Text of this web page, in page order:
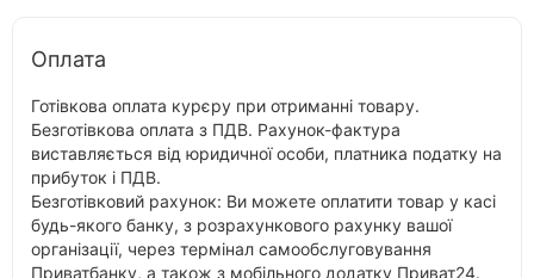
Оплата
Готівкова оплата курєру при отриманні товару.
Безготівкова оплата з ПДВ. Рахунок-фактура
виставляється від юридичної особи, платника податку на
прибуток і ПДВ.
Безготівковий рахунок: Ви можете оплатити товар у касі
будь-якого банку, з розрахункового рахунку вашої
організації, через термінал самообслуговування
Приватбанку, а також з мобільного додатку Приват24.